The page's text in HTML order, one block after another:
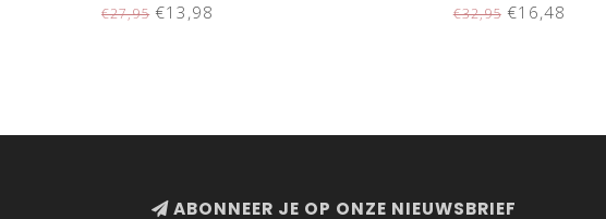
€27,95€13,98 €32,95€16,48
ABONNEER JE OP ONZE NIEUWSBRIEF